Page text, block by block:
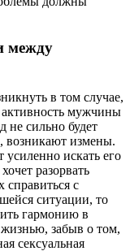
между
в том случае,
мужчины
не сильно будет
возникают измены.
усиленно искать его
разорвать
справиться с
ситуации, то
гармонию в
забыв о том,
сексуальная